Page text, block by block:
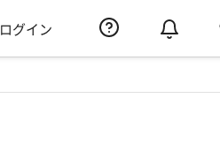
ログイン